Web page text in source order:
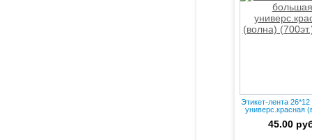
Этикет-лента
универс.красная
45.00